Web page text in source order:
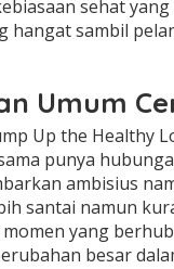
sehat
hangat sambil
Umum
Up the Healthy
punya
ambisius
santai namun
yang
besar